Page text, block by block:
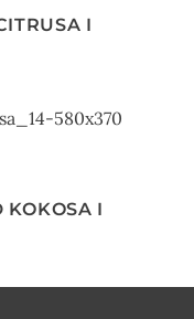
I
KOKOSA I